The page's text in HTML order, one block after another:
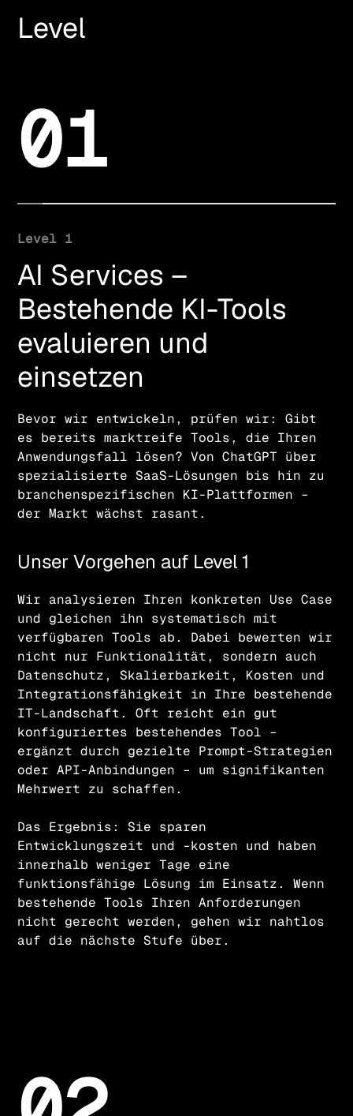
Level
01
Level 1
AI Services –
Bestehende KI-Tools
evaluieren und
einsetzen
Bevor wir entwickeln, prüfen wir: Gibt
es bereits marktreife Tools, die Ihren
Anwendungsfall lösen? Von ChatGPT über
spezialisierte SaaS-Lösungen bis hin zu
branchenspezifischen KI-Plattformen –
der Markt wächst rasant.
Unser Vorgehen auf Level 1
Wir analysieren Ihren konkreten Use Case
und gleichen ihn systematisch mit
verfügbaren Tools ab. Dabei bewerten wir
nicht nur Funktionalität, sondern auch
Datenschutz, Skalierbarkeit, Kosten und
Integrationsfähigkeit in Ihre bestehende
IT-Landschaft. Oft reicht ein gut
konfiguriertes bestehendes Tool –
ergänzt durch gezielte Prompt-Strategien
oder API-Anbindungen – um signifikanten
Mehrwert zu schaffen.
Das Ergebnis: Sie sparen
Entwicklungszeit und -kosten und haben
innerhalb weniger Tage eine
funktionsfähige Lösung im Einsatz. Wenn
bestehende Tools Ihren Anforderungen
nicht gerecht werden, gehen wir nahtlos
auf die nächste Stufe über.